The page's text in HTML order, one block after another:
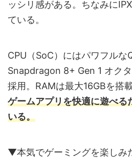
ッシリ感がある。ちなみに
ている。
CPU（SoC）にはパワフルな
Snapdragon 8+ Gen 1 オク
採用。RAMは最大16GBを搭
ゲームアプリを快適に遊べる
いる。
▼本気でゲーミングを楽しみ